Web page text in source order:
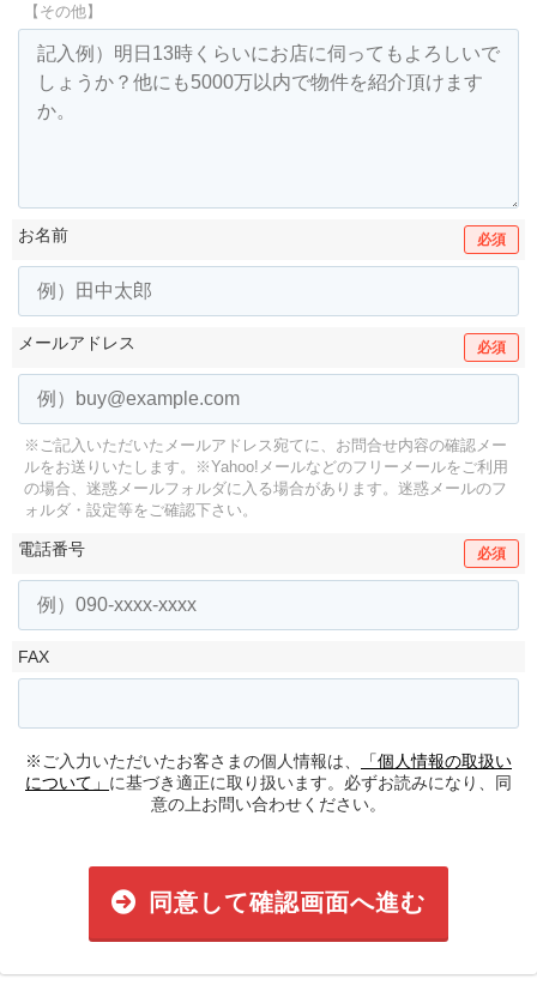
【その他】
お名前 必須
メールアドレス 必須
※ご記入いただいたメールアドレス宛てに、お問合せ内容の確認メー
ルをお送りいたします。
※Yahoo!メールなどのフリーメールをご利用
の場合、迷惑メールフォルダに入る場合があります。 迷惑メールのフ
ォルダ・設定等をご確認下さい。
電話番号 必須
FAX
※ご入力いただいたお客さまの個人情報は、
「個人情報の取扱い
について」 に基づき適正に取り扱います。必ずお読みになり、同
意の上お問い合わせください。
同意して確認画面へ進む